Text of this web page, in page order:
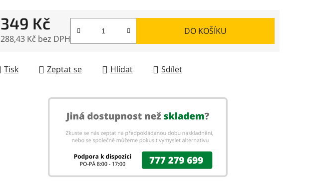
hvězdiček.
349 Kč
288,43 Kč bez DPH
DO KOŠÍKU
Tisk Zeptat se Hlídat Sdílet